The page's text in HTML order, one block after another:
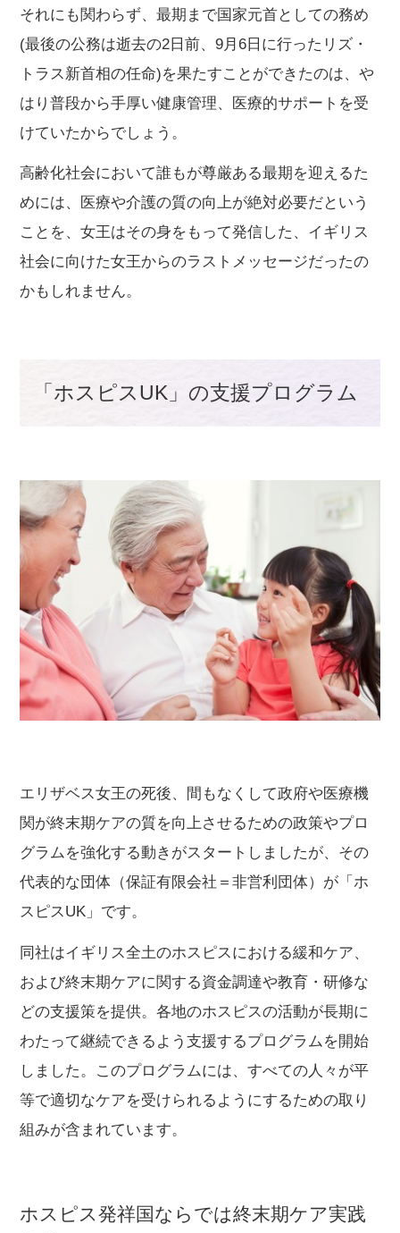
それにも関わらず、最期まで国家元首としての務め
(最後の公務は逝去の2日前、9月6日に行ったリズ・
トラス新首相の任命)を果たすことができたのは、や
はり普段から手厚い健康管理、医療的サポートを受
けていたからでしょう。
高齢化社会において誰もが尊厳ある最期を迎えるた
めには、医療や介護の質の向上が絶対必要だという
ことを、女王はその身をもって発信した、イギリス
社会に向けた女王からのラストメッセージだったの
かもしれません。
「ホスピスUK」の支援プログラム
エリザベス女王の死後、間もなくして政府や医療機
関が終末期ケアの質を向上させるための政策やプロ
グラムを強化する動きがスタートしましたが、その
代表的な団体（保証有限会社＝非営利団体）が「ホ
スピスUK」です。
同社はイギリス全土のホスピスにおける緩和ケア、
および終末期ケアに関する資金調達や教育・研修な
どの支援策を提供。各地のホスピスの活動が長期に
わたって継続できるよう支援するプログラムを開始
しました。このプログラムには、すべての人々が平
等で適切なケアを受けられるようにするための取り
組みが含まれています。
ホスピス発祥国ならでは終末期ケア実践